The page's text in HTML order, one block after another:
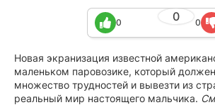
0
0 0
Новая экранизация известной
маленьком паровозике, который
множество трудностей и вывезти из
реальный мир настоящего мальчика.